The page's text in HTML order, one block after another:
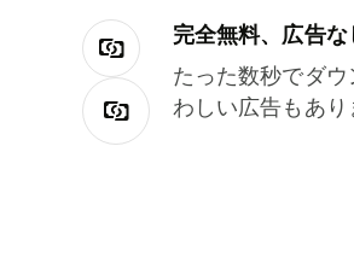
完全無料、広告な
たった数秒でダ
わしい広告もあり